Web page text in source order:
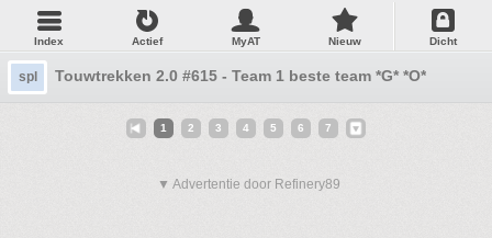
Index Actief MyAT Nieuw Dicht
spl Touwtrekken 2.0 #615 - Team 1 beste team *G* *O*
1 2 3 4 5 6 7
▼ Advertentie door Refinery89